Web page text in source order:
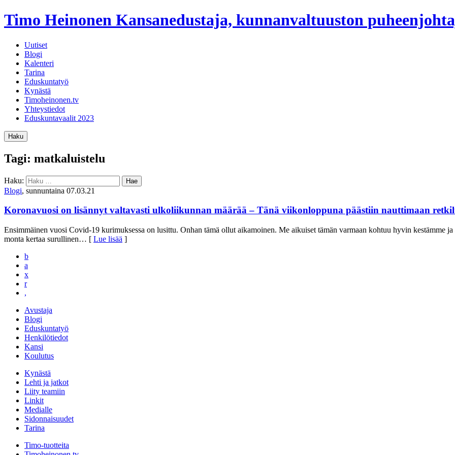
Timo Heinonen Kansanedustaja, kunnanvaltuuston
Uutiset
Blogi
Kalenteri
Tarina
Eduskuntatyö
Kynästä
Timoheinonen.tv
Yhteystiedot
Eduskuntavaalit 2023
Haku
Tagi: matkaluistelu
Haku:
Blogi, sunnuntaina 07.03.21
Koronavuosi on lisännyt valtavasti ulkoliikunnan määrää – Tänä viikonloppuna päästiin nauttimaan
Ensimmäinen vuosi Covid-19 kurimuksessa on lusittu. Onhan tämä ollut aikamoinen. Me aikuiset tämän varmaan kohtuu hyvin kestämme
monta kertaa surullinen… [ Lue lisää ]
b
a
x
r
,
Avustaja
Blogi
Eduskuntatyö
Henkilötiedot
Kansi
Koulutus
Kynästä
Lehti ja jatkot
Liity teamiin
Linkit
Medialle
Sidonnaisuudet
Tarina
Timo-tuotteita